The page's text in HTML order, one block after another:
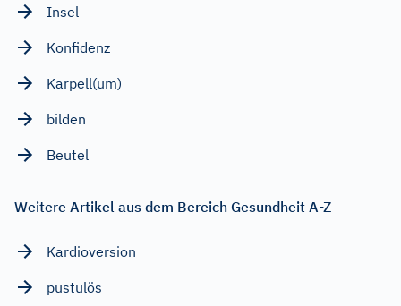
Insel
Konfidenz
Karpell(um)
bilden
Beutel
Weitere Artikel aus dem Bereich Gesundheit A-Z
Kardioversion
pustulös